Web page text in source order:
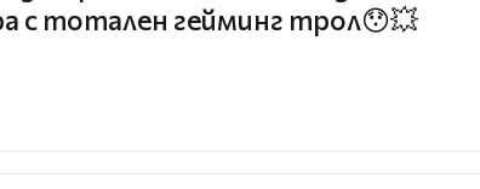
с тотален гейминг трол😯💥